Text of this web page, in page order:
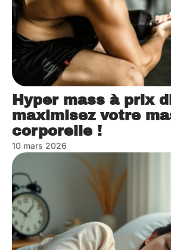
Hyper mass à prix
maximisez votre
corporelle !
10 mars 2026